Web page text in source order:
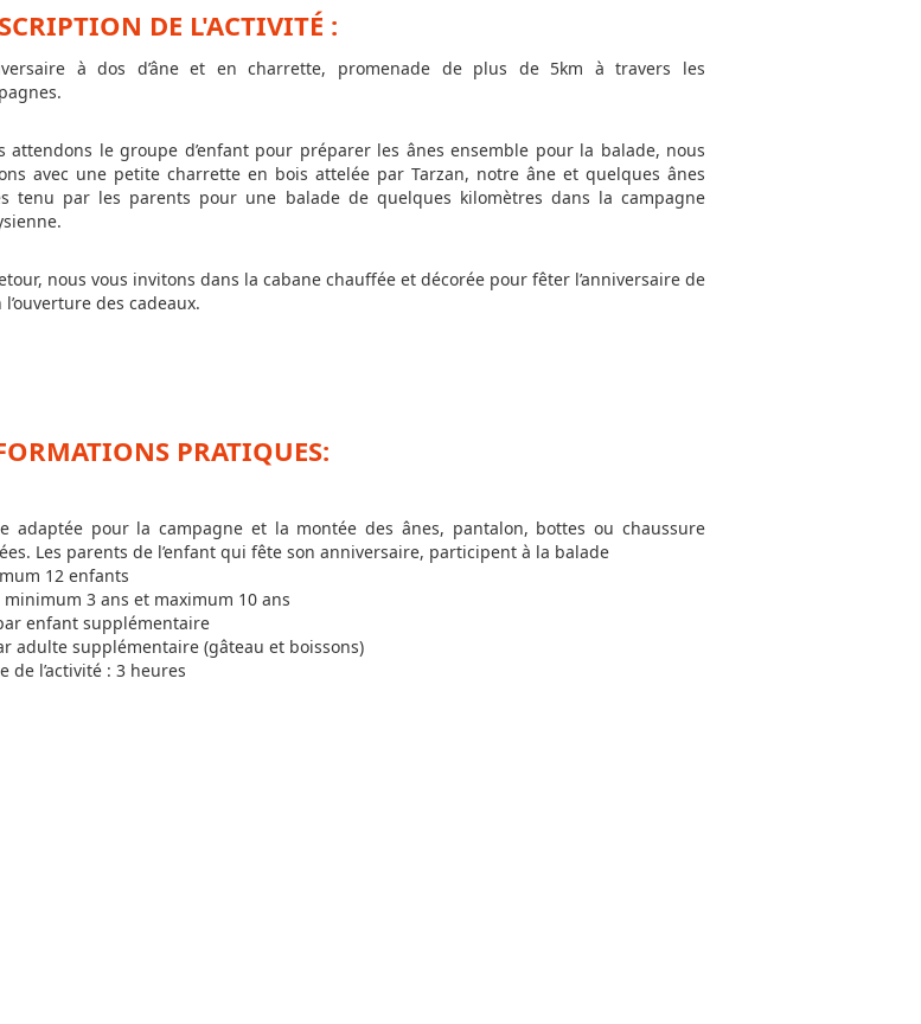
DE L'ACTIVITÉ :
à dos d’âne et en charrette, promenade de plus de 5km à travers les
attendons le groupe d’enfant pour préparer les ânes ensemble pour la balade, nous
avec une petite charrette en bois attelée par Tarzan, notre âne et quelques ânes
tenu par les parents pour une balade de quelques kilomètres dans la campagne
nous vous invitons dans la cabane chauffée et décorée pour fêter l’anniversaire de
des cadeaux.
PRATIQUES:
adaptée pour la campagne et la montée des ânes, pantalon, bottes ou chaussure
Les parents de l’enfant qui fête son anniversaire, participent à la balade
12 enfants
minimum 3 ans et maximum 10 ans
enfant supplémentaire
adulte supplémentaire (gâteau et boissons)
de l’activité : 3 heures